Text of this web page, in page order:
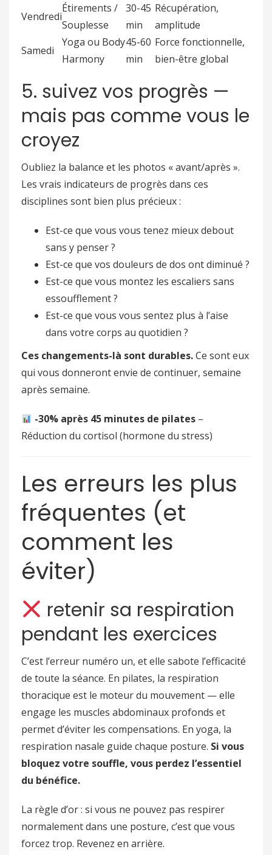
Vendredi
Étirements /
Souplesse
30-45
min
Récupération,
amplitude
Samedi
Yoga ou Body
Harmony
45-60
min
Force fonctionnelle,
bien-être global
5. suivez vos progrès —
mais pas comme vous le
croyez
Oubliez la balance et les photos « avant/après ».
Les vrais indicateurs de progrès dans ces
disciplines sont bien plus précieux :
Est-ce que vous vous tenez mieux debout
sans y penser ?
Est-ce que vos douleurs de dos ont diminué ?
Est-ce que vous montez les escaliers sans
essoufflement ?
Est-ce que vous vous sentez plus à l’aise
dans votre corps au quotidien ?
Ces changements-là sont durables.Ce sont eux
qui vous donneront envie de continuer, semaine
après semaine.
-30% après 45 minutes de pilates –
Réduction du cortisol (hormone du stress)
Les erreurs les plus
fréquentes (et
comment les
éviter)
retenir sa respiration
pendant les exercices
C’est l’erreur numéro un, et elle sabote l’efficacité
de toute la séance. En pilates, la respiration
thoracique est le moteur du mouvement — elle
engage les muscles abdominaux profonds et
permet d’éviter les compensations. En yoga, la
respiration nasale guide chaque posture. Si vous
bloquez votre souffle, vous perdez l’essentiel
du bénéfice.
La règle d’or : si vous ne pouvez pas respirer
normalement dans une posture, c’est que vous
forcez trop. Revenez en arrière.